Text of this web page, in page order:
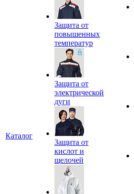
Каталог
Защита от
повышенных
температур
Защита от
электрической
дуги
Защита от
кислот и
щелочей